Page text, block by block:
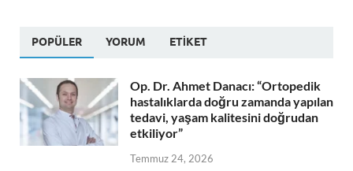
POPÜLER YORUM ETIKET
Op. Dr. Ahmet Danacı: “Ortopedik
hastalıklarda doğru zamanda yapılan
tedavi, yaşam kalitesini doğrudan
etkiliyor”
Temmuz 24, 2026